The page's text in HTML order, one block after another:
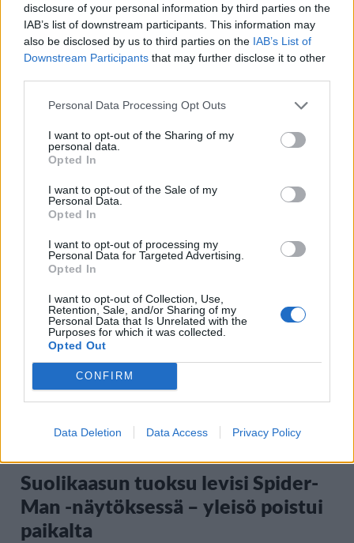
disclosure of your personal information by third parties on the
IAB’s list of downstream participants. This information may
also be disclosed by us to third parties on the IAB’s List of
Downstream Participants that may further disclose it to other
Personal Data Processing Opt Outs
I want to opt-out of the Sharing of my
personal data.
Opted In
I want to opt-out of the Sale of my
Personal Data.
Opted In
I want to opt-out of processing my
Personal Data for Targeted Advertising.
Opted In
I want to opt-out of Collection, Use,
Retention, Sale, and/or Sharing of my
Personal Data that Is Unrelated with the
Purposes for which it was collected.
Opted Out
CONFIRM
Data Deletion Data Access Privacy Policy
4
UUTISET
Moottoripyöräilijä pakeni poliisia
– tutkaan hurja ylinopeus
5
VIIHDEUUTISET
Suolikaasun tuoksu levisi Spider-
Man -näytöksessä – yleisö poistui
paikalta